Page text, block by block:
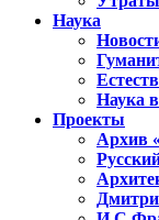
Наука
Наука
Проекты
Архив